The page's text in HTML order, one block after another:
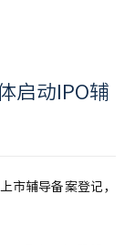
启动IPO辅
市辅导备案登记，